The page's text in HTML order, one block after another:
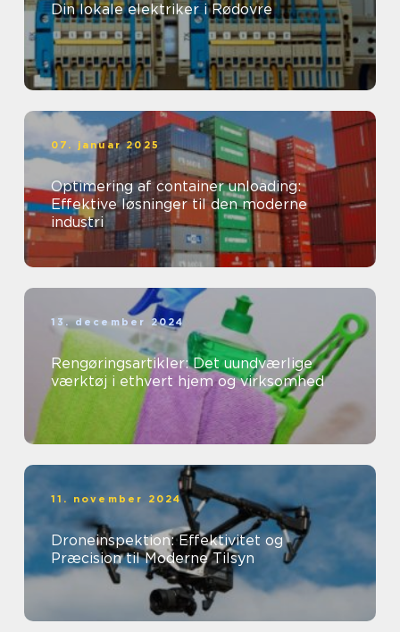
Din lokale elektriker i Rødovre
07. januar 2025
Optimering af container unloading:
Effektive løsninger til den moderne
industri
13. december 2024
Rengøringsartikler: Det uundværlige
værktøj i ethvert hjem og virksomhed
11. november 2024
Droneinspektion: Effektivitet og
Præcision til Moderne Tilsyn